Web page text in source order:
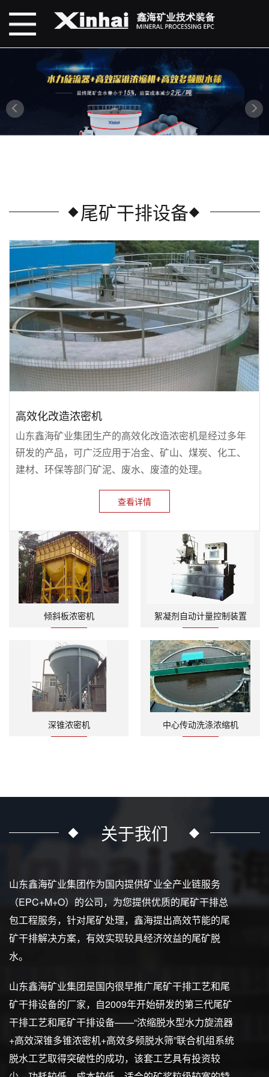
尾矿干排设备
高效化改造浓密机
山东鑫海矿业集团生产的高效化改造浓密机是经过多年
研发的产品，可广泛应用于冶金、矿山、煤炭、化工、
建材、环保等部门矿泥、废水、废渣的处理。
查看详情
倾斜板浓密机
深锥浓密机
絮凝剂自动计量控制装置
中心传动洗涤浓缩机
关于我们
山东鑫海矿业集团作为国内提供矿业全产业链服务
（EPC+M+O）的公司，为您提供优质的尾矿干排总
包工程服务，针对尾矿处理，鑫海提出高效节能的尾
矿干排解决方案，有效实现较具经济效益的尾矿脱
水。
山东鑫海矿业集团是国内很早推广尾矿干排工艺和尾
矿干排设备的厂家，自2009年开始研发的第三代尾矿
干排工艺和尾矿干排设备——“浓缩脱水型水力旋流器
+高效深锥多锥浓密机+高效多频脱水筛”联合机组系统
脱水工艺取得突破性的成功，该套工艺具有投资较